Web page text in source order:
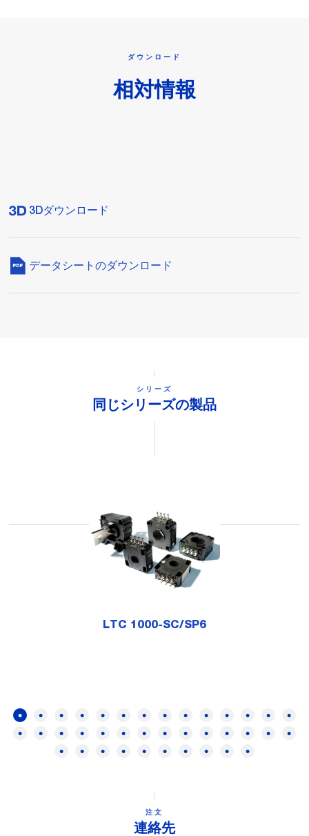
ダウンロード
相対情報
3Dダウンロード
データシートのダウンロード
シリーズ
同じシリーズの製品
LTC 1000-SC/SP6
注文
連絡先